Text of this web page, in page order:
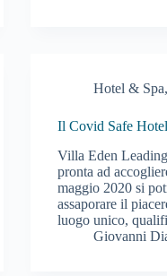
Hotel & Spa
Il Covid Safe
Villa Eden
pronta ad
maggio 2020 si
assaporare il
luogo unico,
Giovanni